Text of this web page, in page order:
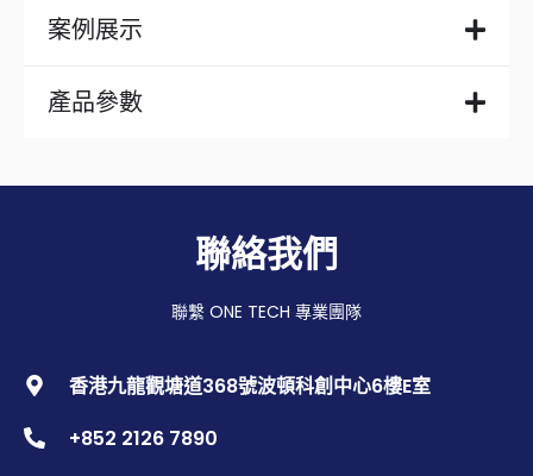
案例展示
產品參數
聯絡我們
聯繫 ONE TECH 專業團隊
香港九龍觀塘道368號波頓科創中心6樓E室
+852 2126 7890